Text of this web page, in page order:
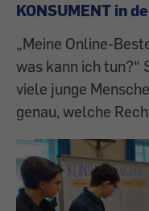
KONSUMENT in
„Meine Online-
was kann ich tun?“
viele junge
genau, welche